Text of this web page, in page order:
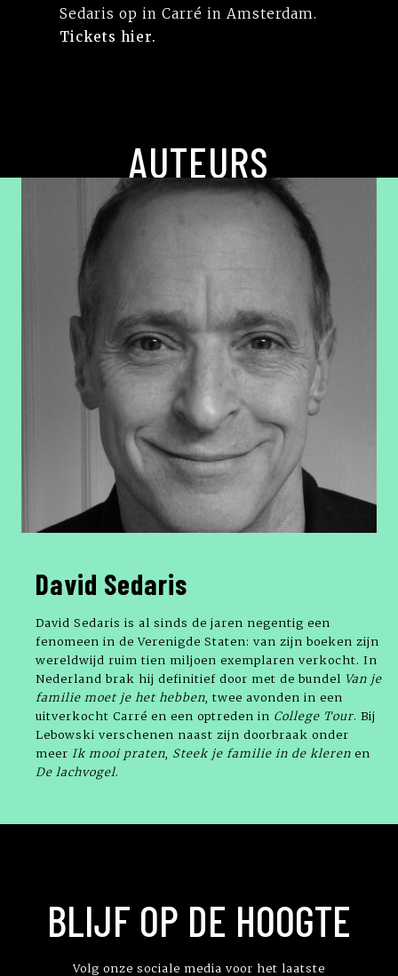
Sedaris op in Carré in Amsterdam.
Tickets hier.
AUTEURS
David Sedaris
David Sedaris is al sinds de jaren negentig een
fenomeen in de Verenigde Staten: van zijn boeken zijn
wereldwijd ruim tien miljoen exemplaren verkocht. In
Nederland brak hij definitief door met de bundel Van je
familie moet je het hebben , twee avonden in een
uitverkocht Carré en een optreden in College Tour. Bij
Lebowski verschenen naast zijn doorbraak onder
meer Ik mooi praten Steek je familie in de kleren en
De lachvogel.
BLIJF OP DE HOOGTE
Volg onze sociale media voor het laatste